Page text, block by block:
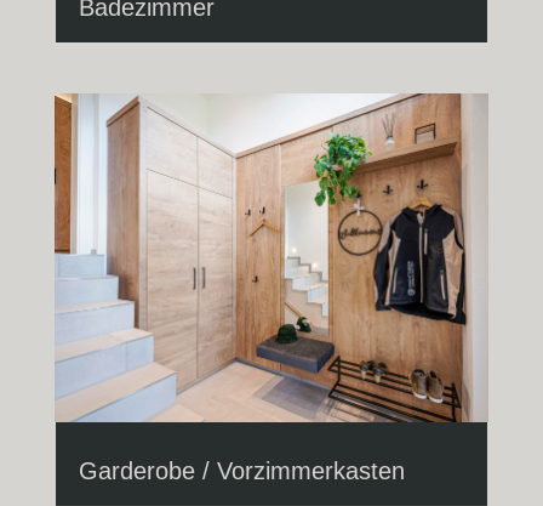
Badezimmer
Garderobe / Vorzimmerkasten